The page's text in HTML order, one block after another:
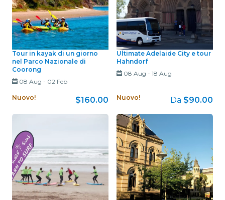
Tour in kayak di un giorno
nel Parco Nazionale di
Coorong
08 Aug - 02 Feb
Nuovo! $160.00
Ultimate Adelaide City e tour
Hahndorf
08 Aug - 18 Aug
Nuovo! Da $90.00